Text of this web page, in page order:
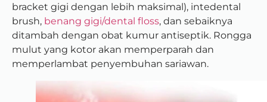
bracket gigi dengan lebih maksimal), intedental
brush, benang gigi/dental floss, dan sebaiknya
ditambah dengan obat kumur antiseptik. Rongga
mulut yang kotor akan memperparah dan
memperlambat penyembuhan sariawan.